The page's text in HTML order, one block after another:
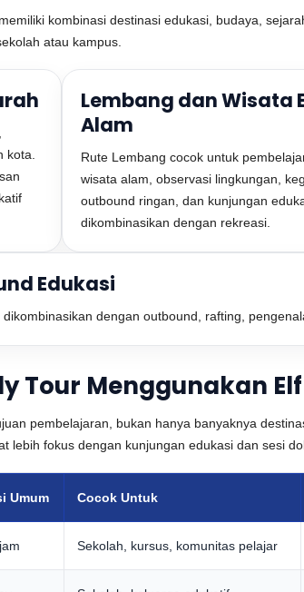
kombinasi destinasi edukasi, budaya,
atau kampus.
kota.
Lembang dan Wisata
Alam
Rute Lembang cocok untuk
wisata alam, observasi lingkungan,
outbound ringan, dan kunjungan
dikombinasikan dengan rekreasi.
Edukasi
dengan outbound, rafting,
Tour Menggunakan Elf
pembelajaran, bukan hanya banyaknya
lebih fokus dengan kunjungan edukasi dan sesi
Umum Cocok Untuk
Sekolah, kursus, komunitas pelajar